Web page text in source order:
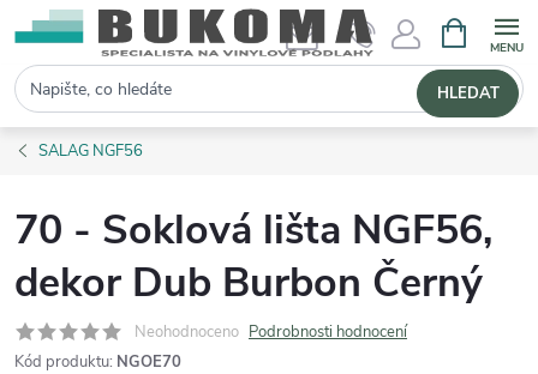
Hledat HLEDAT
SALAG NGF56
70 - Soklová lišta NGF56,
dekor Dub Burbon Černý
Neohodnoceno Podrobnosti hodnocení
Kód produktu: NGOE70